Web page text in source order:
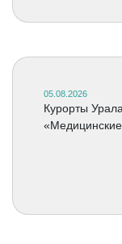
05.08.2026
Курорты